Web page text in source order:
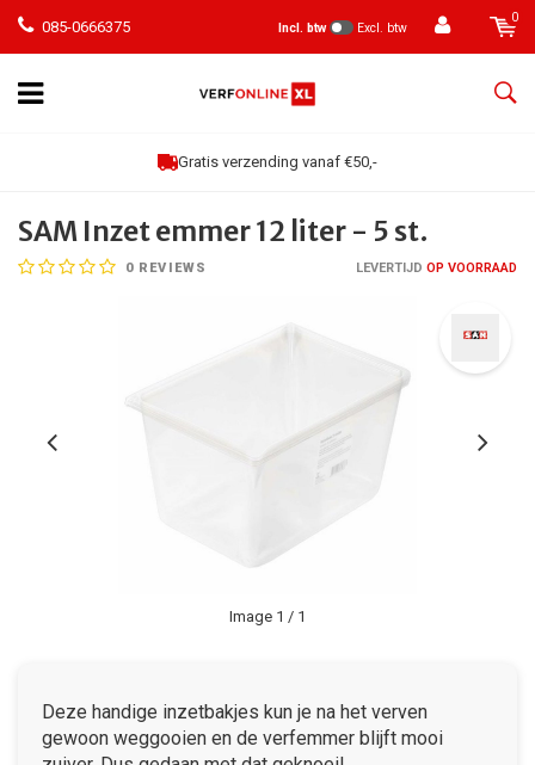
085-0666375 Incl. btw Excl. btw
0
Gratis verzending vanaf €50,-
SAM Inzet emmer 12 liter - 5 st.
0 REVIEWS LEVERTIJD OP VOORRAAD
Image 1 / 1
Deze handige inzetbakjes kun je na het verven
gewoon weggooien en de verfemmer blijft mooi